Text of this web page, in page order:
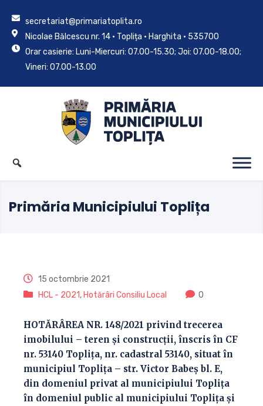
secretariat@primariatoplita.ro
Nicolae Bălcescu nr. 14 • Toplița • Harghita • 535700
Orar casierie: Luni-Miercuri: 07.00-15.30; Joi: 07.00-18.00;
Vineri: 07.00-13.00
Primăria Municipiului Toplița
15 octombrie 2021
HCL - 2021, Hotărâri Consiliu Local 0
HOTĂRÂREA NR. 148/2021 privind trecerea
imobilului – teren și construcții, înscris în CF
nr. 53140 Toplița, nr. cadastral 53140, situat în
municipiul Toplița – str. Victor Babeș bl. E,
din domeniul privat al municipiului Toplița
în domeniul public al municipiului Toplița și